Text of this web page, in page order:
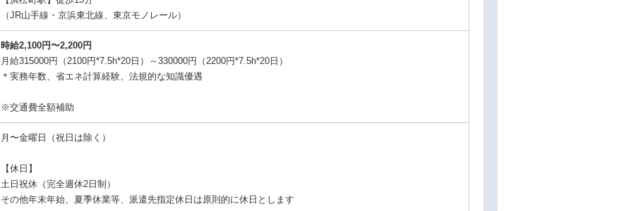
（JR山手線・京浜東北線、東京モノレール）
時給2,100円〜2,200円
月給315000円（2100円*7.5h*20日）～330000円（2200円*7.5h*20日）
＊実務年数、省エネ計算経験、法規的な知識優遇
※交通費全額補助
月〜金曜日（祝日は除く）
【休日】
土日祝休（完全週休2日制）
その他年末年始、夏季休業等、派遣先指定休日は原則的に休日とします